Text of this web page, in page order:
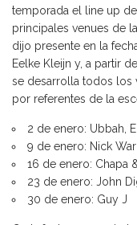
temporada el line up
principales venues de
dijo presente en la
Eelke Kleijn y, a partir
se desarrolla todos los
por referentes de la
2 de enero: Ubbah,
9 de enero: Nick
16 de enero: Chapa
23 de enero: John
30 de enero: Guy J